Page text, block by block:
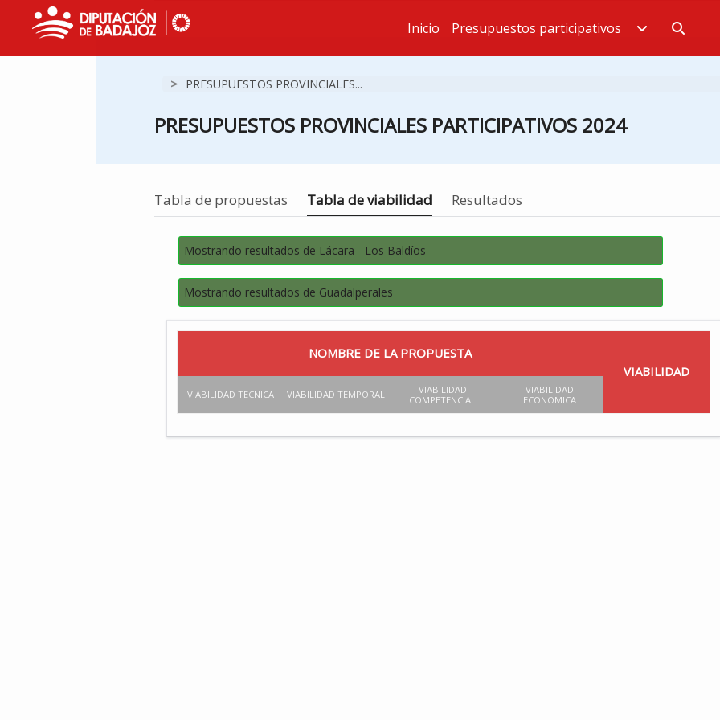
Estás en
Inicio Presupuestos participativos
> PRESUPUESTOS PROVINCIALES...
PRESUPUESTOS PROVINCIALES PARTICIPATIVOS 2024
Tabla de propuestas Estás en
Tabla de viabilidad Resultados
Mostrando resultados de Lácara - Los Baldíos
Mostrando resultados de Guadalperales
NOMBRE DE LA PROPUESTA
VIABILIDAD
VIABILIDAD TECNICA VIABILIDAD TEMPORAL
VIABILIDAD
COMPETENCIAL
VIABILIDAD
ECONOMICA